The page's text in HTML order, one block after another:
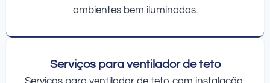
ambientes bem iluminados.
Serviços para ventilador de teto